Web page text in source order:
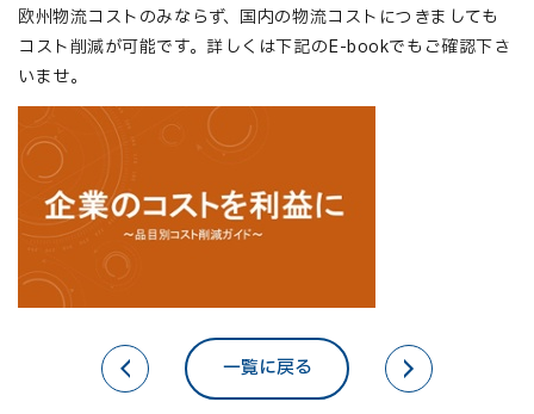
欧州物流コストのみならず、国内の物流コストにつきましても
コスト削減が可能です。詳しくは下記のE-bookでもご確認下さ
いませ。
一覧に戻る